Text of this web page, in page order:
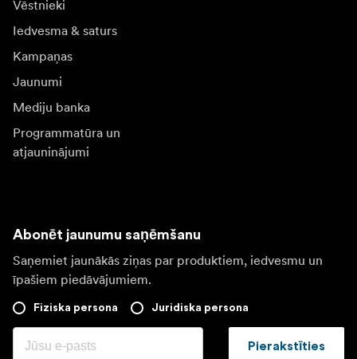
Vēstnieki
Iedvesma & saturs
Kampaņas
Jaunumi
Mediju banka
Programmatūra un
atjauninājumi
Abonēt jaunumu saņēmšanu
Saņemiet jaunākās ziņas par produktiem, iedvesmu un
īpašiem piedāvājumiem.
Fiziska persona Juridiska persona
Pierakstīties